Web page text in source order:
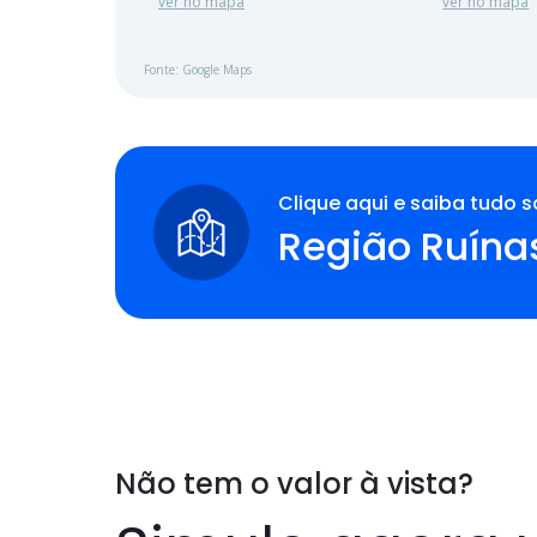
Fonte: Google Maps
Clique aqui e saiba tudo
Região
Não tem o valor à vista?